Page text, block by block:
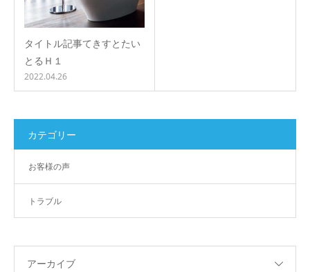
タイトル記事てきすとたい
とるＨ１
2022.04.26
カテゴリー
お客様の声
トラブル
アーカイブ